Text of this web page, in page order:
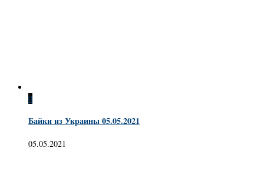
0
Байки из Украины 05.05.2021
05.05.2021